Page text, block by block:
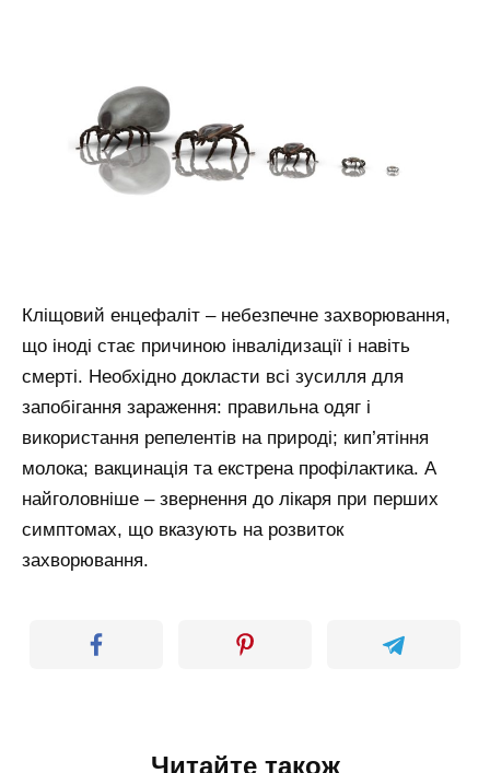
Кліщовий енцефаліт – небезпечне захворювання,
що іноді стає причиною інвалідизації і навіть
смерті. Необхідно докласти всі зусилля для
запобігання зараження: правильна одяг і
використання репелентів на природі; кип’ятіння
молока; вакцинація та екстрена профілактика. А
найголовніше – звернення до лікаря при перших
симптомах, що вказують на розвиток
захворювання.
Читайте також